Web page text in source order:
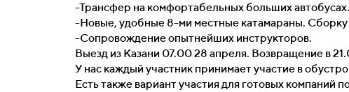
-Трансфер на комфортабельных больших автобусах.
-Новые, удобные 8-ми местные катамараны.
-Сопровождение опытнейших инструкторов.
Выезд из Казани 07.00 28 апреля. Возвращение
У нас каждый участник принимает участие в
Есть также вариант участия для готовых компаний